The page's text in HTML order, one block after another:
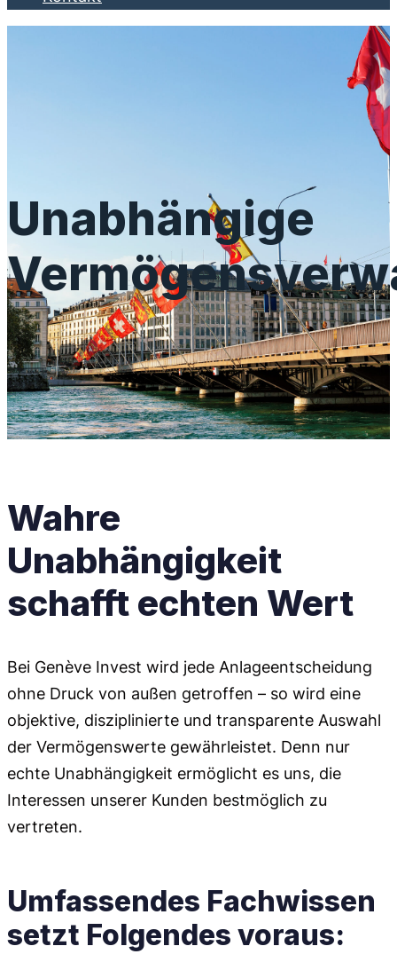
Unabhängige
Wahre
Unabhängigkeit
schafft echten Wert
Bei Genève Invest wird jede Anlageentscheidung
ohne Druck von außen getroffen – so wird eine
objektive, disziplinierte und transparente Auswahl
der Vermögenswerte gewährleistet. Denn nur
echte Unabhängigkeit ermöglicht es uns, die
Interessen unserer Kunden bestmöglich zu
vertreten.
Umfassendes Fachwissen
setzt Folgendes voraus: